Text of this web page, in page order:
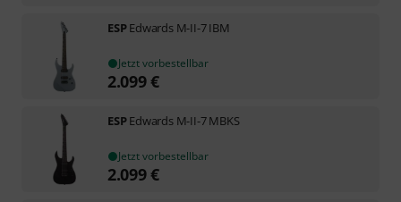
ESPEdwards M-II-7 IBM
Jetzt vorbestellbar
2.099€
ESPEdwards M-II-7 MBKS
Jetzt vorbestellbar
2.099€